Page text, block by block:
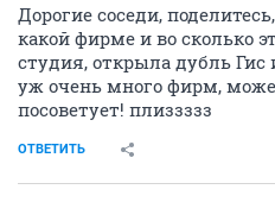
Дорогие соседи,
какой фирме и во сколько
студия, открыла дубль
уж очень много фирм,
посоветует! плиззззз
ОТВЕТИТЬ